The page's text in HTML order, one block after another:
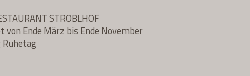
STROBLHOF
von Ende März bis Ende November